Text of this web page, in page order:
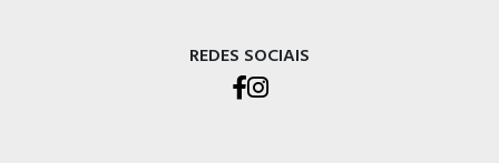
REDES SOCIAIS